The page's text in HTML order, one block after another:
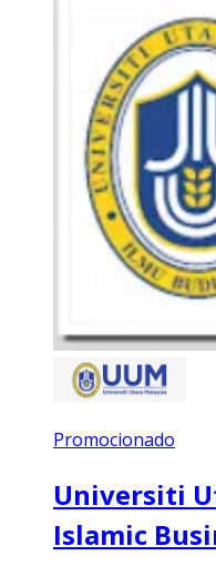
Promocionado
Universiti
Islamic